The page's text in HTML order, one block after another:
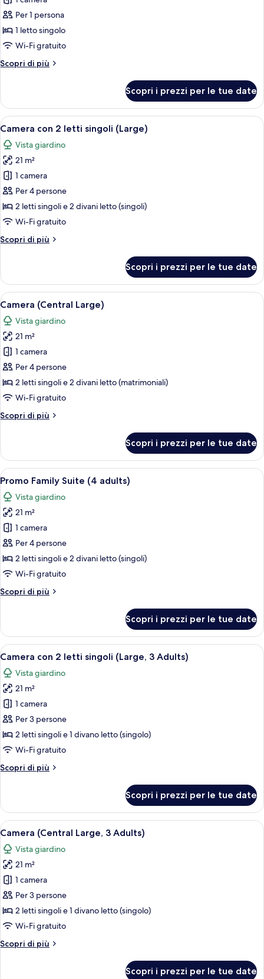
Camera
singola
(Promo)
Per 1 persona
1 letto singolo
Wi-Fi gratuito
Scopri di più
Altri
singola
(Promo)
Scopri i prezzi per le tue date
Apri
tutte
le
foto
per
Camera
con
2
singoli
Camera d'albergo con due letti, una
4
Camera con 2 letti singoli (Large)
Vista giardino
21 m²
1 camera
Per 4 persone
2 letti singoli e 2 divani letto (singoli)
Wi-Fi gratuito
Scopri di più
Altri
con
letti
(Large)
Scopri i prezzi per le tue date
Apri
tutte
le
foto
per
Camera
(Central
Large)
Una camera d'albergo con due letti,
14
Camera (Central Large)
Vista giardino
21 m²
1 camera
Per 4 persone
2 letti singoli e 2 divani letto (matrimoniali)
Wi-Fi gratuito
Scopri di più
Altri
(Central
Large)
Scopri i prezzi per le tue date
Apri
tutte
le
foto
per
Promo
Family
Suite
adults)
Camera d'albergo con due letti, un
10
Promo Family Suite (4 adults)
Vista giardino
21 m²
1 camera
Per 4 persone
2 letti singoli e 2 divani letto (singoli)
Wi-Fi gratuito
Scopri di più
Altri
Family
Suite
(4
Scopri i prezzi per le tue date
Apri
tutte
le
foto
per
Camera
con
2
singoli
Adults)
Camera d'albergo con due letti, una
4
Camera con 2 letti singoli (Large, 3 Adults)
Vista giardino
21 m²
1 camera
Per 3 persone
2 letti singoli e 1 divano letto (singolo)
Wi-Fi gratuito
Scopri di più
Altri
con
letti
(Large,
3
Adults)
Scopri i prezzi per le tue date
Apri
tutte
le
foto
per
Camera
(Central
Large,
Adults)
Una camera d'albergo con due letti,
13
Camera (Central Large, 3 Adults)
Vista giardino
21 m²
1 camera
Per 3 persone
2 letti singoli e 1 divano letto (singolo)
Wi-Fi gratuito
Scopri di più
Altri
Scopri i prezzi per le tue date